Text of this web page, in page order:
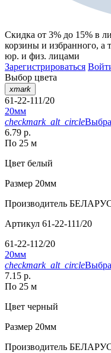
Скидка от 3% до 15% в
корзины и избранного, а
юр. и физ. лицами
Зарегистрироваться
Выбор цвета
xmark
61-22-111/20
20мм
checkmark_alt_circle
6.79 р.
По 25 м
Цвет белый
Размер 20мм
Производитель
Артикул 61-22-111/20
61-22-112/20
20мм
checkmark_alt_circle
7.15 р.
По 25 м
Цвет черный
Размер 20мм
Производитель